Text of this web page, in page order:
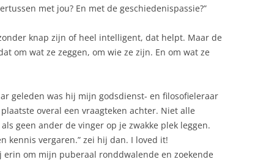
met jou? En met de geschiedenispassie?”
knap zijn of heel intelligent, dat helpt. Maar de
om wat ze zeggen, om wie ze zijn. En om wat ze
geleden was hij mijn godsdienst- en filosofieleraar
overal een vraagteken achter. Niet alle
geen ander de vinger op je zwakke plek leggen.
kennis vergaren.” zei hij dan. I loved it!
om mijn puberaal ronddwalende en zoekende